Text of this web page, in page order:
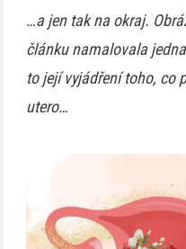
…a jen tak na okraj.
článku namalovala
to její vyjádření toho, co
utero…